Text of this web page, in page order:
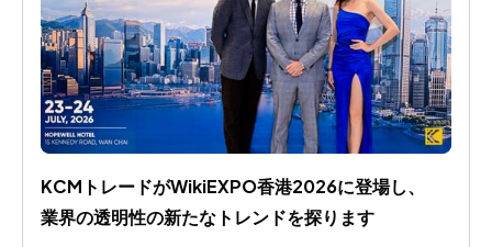
KCMトレードがWikiEXPO香港2026に登場し、
業界の透明性の新たなトレンドを探ります